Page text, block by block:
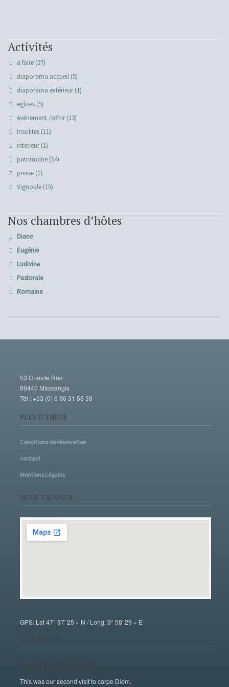
Activités
a faire (27)
diaporama accueil (5)
diaporama extérieur(1)
eglises (5)
événement /offrir(13)
Insolites (11)
interieur(1)
patrimoine (54)
presse (1)
Vignoble (15)
Nos chambres d’hôtes
Diane
Eugénie
Ludivine
Pastorale
Romaine
53 Grande Rue
89440 Massangis
Tél : +33 (0) 6 86 31 58 39
PLUS D’INFOS
Conditions de réservation
contact
Mentions Légales
NOUS TROUVER
GPS: Lat 47° 37′ 25 » N / Long: 3° 58′ 29 » E
LIVRE D'OR
This was our second visit to carpe Diem.